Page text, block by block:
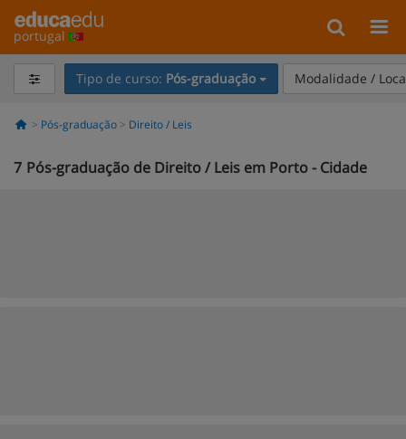
portugal
Tipo de curso: Pós-graduação Modalidade /
Pós-graduação Direito / Leis
7 Pós-graduação de Direito / Leis em Porto - Cidade